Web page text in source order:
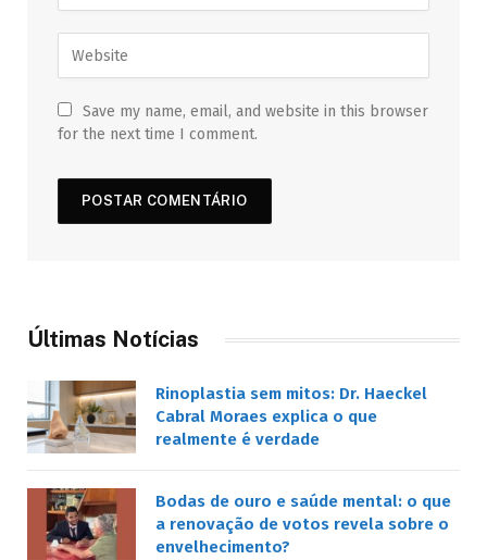
Save my name, email, and website in this browser
for the next time I comment.
Últimas Notícias
Rinoplastia sem mitos: Dr. Haeckel
Cabral Moraes explica o que
realmente é verdade
Bodas de ouro e saúde mental: o que
a renovação de votos revela sobre o
envelhecimento?